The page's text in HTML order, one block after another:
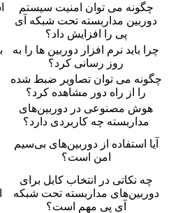
چگونه می توان امنیت سیستم
دوربین مداربسته تحت شبکه آی
پی را افزایش داد؟
چرا باید نرم افزار دوربین ها را به
روز رسانی کرد؟
چگونه می توان تصاویر ضبط شده
را از راه دور مشاهده کرد؟
هوش مصنوعی در دوربین‌های
مداربسته چه کاربردی دارد؟
آیا استفاده از دوربین‌های بی‌سیم
امن است؟
چه نکاتی در انتخاب کابل برای
دوربین‌های مداربسته تحت شبکه
آی پی مهم است؟